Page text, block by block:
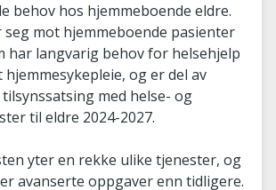
behov hos hjemmeboende eldre.
mot hjemmeboende pasienter
har langvarig behov for helsehjelp
og er del av
med helse- og
til eldre 2024-2027.
yter en rekke ulike tjenester, og
avanserte oppgaver enn tidligere.